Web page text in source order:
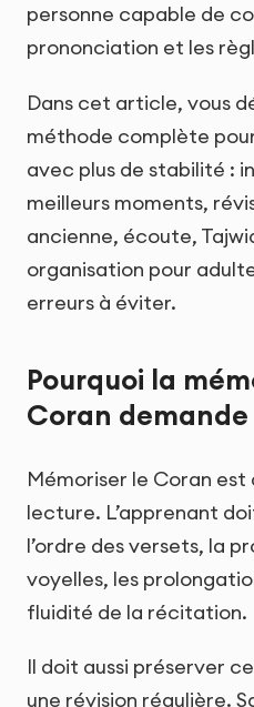
personne capable de
prononciation et les
Dans cet article, vous
méthode complète
avec plus de stabilité :
meilleurs moments,
ancienne, écoute,
organisation pour
erreurs à éviter.
Pourquoi la
Coran
Mémoriser le Coran est
lecture. L’apprenant
l’ordre des versets, la
voyelles, les
fluidité de la récitation.
Il doit aussi préserver
une révision régulière.